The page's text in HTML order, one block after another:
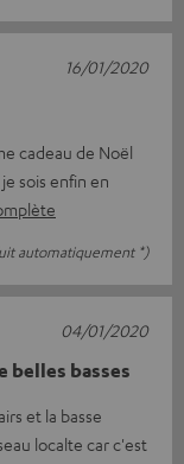
cadeau de Noël
sois enfin en
automatiquement *)
16/01/2020
belles basses
et la basse
localte car c'est
04/01/2020